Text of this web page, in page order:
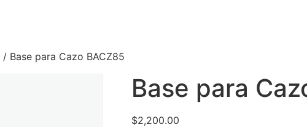
/ Base para Cazo BACZ85
Base para
$2,200.00